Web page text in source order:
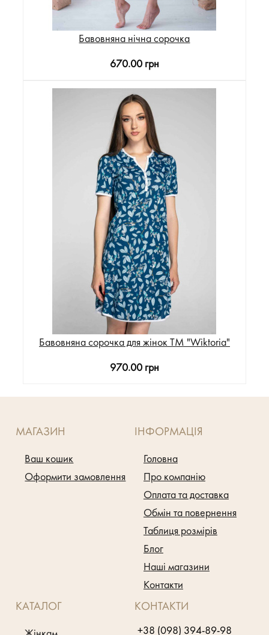
Бавовняна нічна сорочка
670.00 грн
Бавовняна сорочка для жінок ТМ "Wiktoria"
970.00 грн
МАГАЗИН
Ваш кошик
Оформити замовлення
ІНФОРМАЦІЯ
Головна
Про компанію
Оплата та доставка
Обмін та повернення
Таблиця розмірів
Блог
Наші магазини
Контакти
КАТАЛОГ КОНТАКТИ
+38 (098) 394-89-98